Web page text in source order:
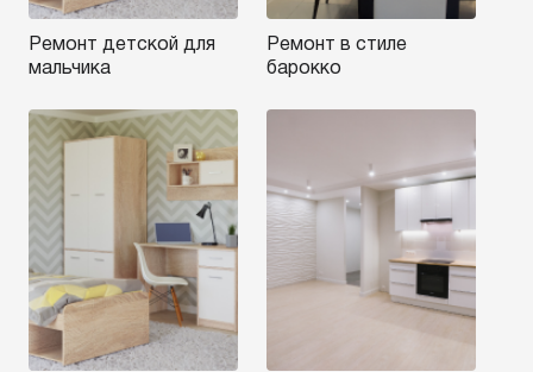
Ремонт детской для
мальчика
Ремонт в стиле
барокко